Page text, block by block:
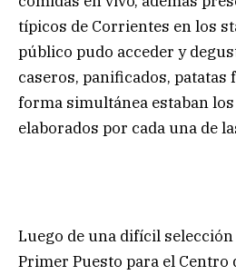
típicos de Corrientes en los
público pudo acceder y
caseros, panificados, patatas
forma simultánea estaban
elaborados por cada una de
Luego de una difícil
Primer Puesto para el Centro